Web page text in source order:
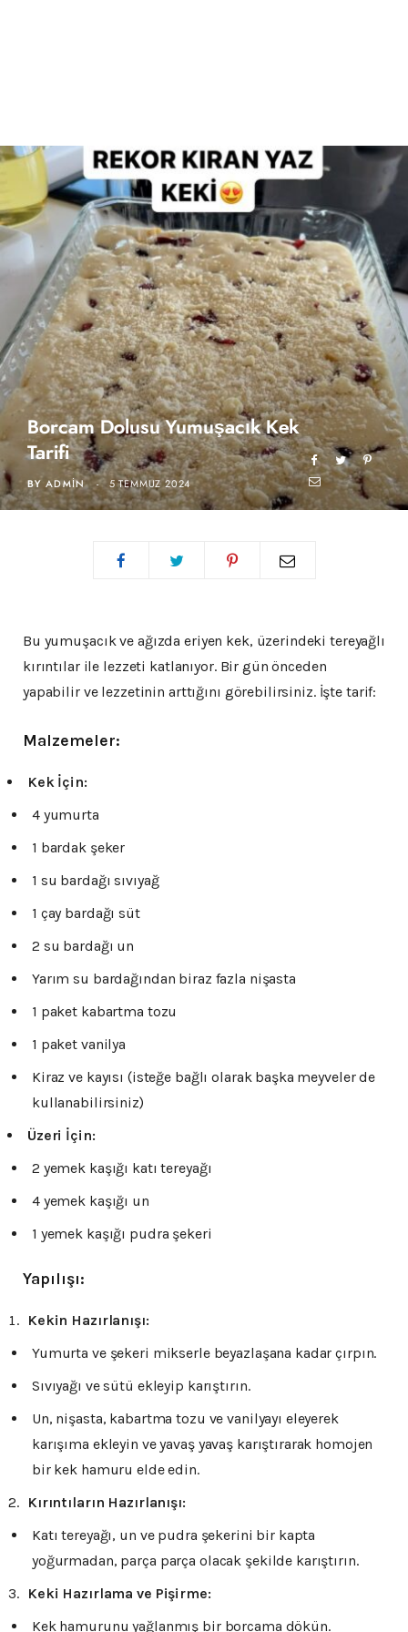
Borcam Dolusu Yumuşacık Kek
Tarifi
BY ADMIN 5 TEMMUZ 2024
Bu yumuşacık ve ağızda eriyen kek, üzerindeki tereyağlı
kırıntılar ile lezzeti katlanıyor. Bir gün önceden
yapabilir ve lezzetinin arttığını görebilirsiniz. İşte tarif:
Malzemeler:
Kek İçin:
4 yumurta
1 bardak şeker
1 su bardağı sıvıyağ
1 çay bardağı süt
2 su bardağı un
Yarım su bardağından biraz fazla nişasta
1 paket kabartma tozu
1 paket vanilya
Kiraz ve kayısı (isteğe bağlı olarak başka meyveler de
kullanabilirsiniz)
Üzeri İçin:
2 yemek kaşığı katı tereyağı
4 yemek kaşığı un
1 yemek kaşığı pudra şekeri
Yapılışı:
Kekin Hazırlanışı:
Yumurta ve şekeri mikserle beyazlaşana kadar çırpın.
Sıvıyağı ve sütü ekleyip karıştırın.
Un, nişasta, kabartma tozu ve vanilyayı eleyerek
karışıma ekleyin ve yavaş yavaş karıştırarak homojen
bir kek hamuru elde edin.
Kırıntıların Hazırlanışı:
Katı tereyağı, un ve pudra şekerini bir kapta
yoğurmadan, parça parça olacak şekilde karıştırın.
Keki Hazırlama ve Pişirme:
Kek hamurunu yağlanmış bir borcama dökün.